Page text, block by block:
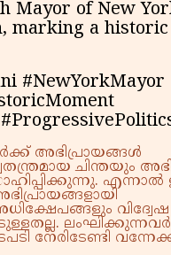
Mayor of New
marking a
#NewYorkMayor
അഭിപ്രായങ്ങൾ
ചിന്തയും
വിദ്വേഷ
നേരിടേണ്ടി